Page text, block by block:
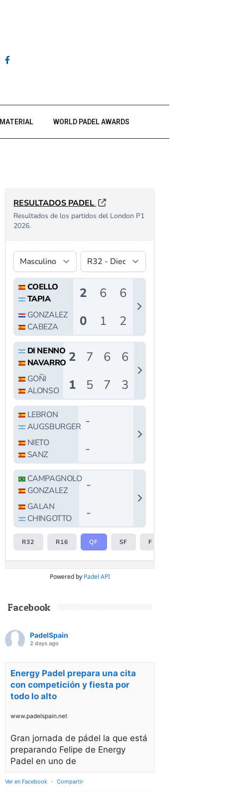
MATERIAL WORLD PADEL AWARDS
Powered by Padel API
Facebook
PadelSpain
2 days ago
Energy Padel prepara una cita
con competición y fiesta por
todo lo alto
www.padelspain.net
Gran jornada de pádel la que está
preparando Felipe de Energy
Padel en uno de
Ver en Facebook · Compartir